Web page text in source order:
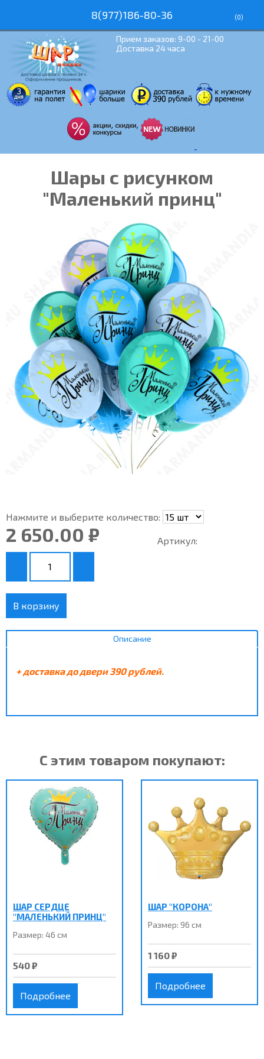
8(977)186-80-36 (0)
Прием заказов: 9-00 - 21-00
Доставка 24 часа
Шары с рисунком
"Маленький принц"
Нажмите и выберите количество:
2 650.00 ₽ Артикул:
В корзину
Описание
+ доставка до двери 390 рублей.
С этим товаром покупают:
ШАР СЕРДЦЕ
"МАЛЕНЬКИЙ ПРИНЦ"
Размер: 46 см
540 ₽
Подробнее
ШАР "КОРОНА"
Размер: 96 см
1 160 ₽
Подробнее